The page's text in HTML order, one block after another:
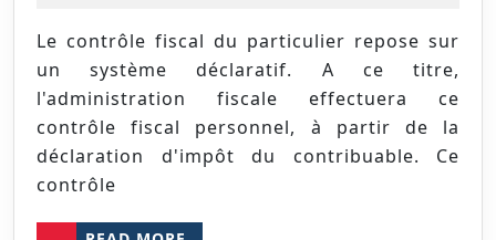
fiscal
du
particulier
Le contrôle fiscal du particulier repose sur
un système déclaratif. A ce titre,
l'administration fiscale effectuera ce
contrôle fiscal personnel, à partir de la
déclaration d'impôt du contribuable. Ce
contrôle